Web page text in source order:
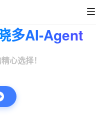
多AI-Agent
心选择！